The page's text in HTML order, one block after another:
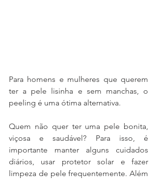
Para homens e mulheres que querem
ter a pele lisinha e sem manchas, o
peeling é uma ótima alternativa.
Quem não quer ter uma pele bonita,
viçosa e saudável? Para isso, é
importante manter alguns cuidados
diários, usar protetor solar e fazer
limpeza de pele frequentemente. Além